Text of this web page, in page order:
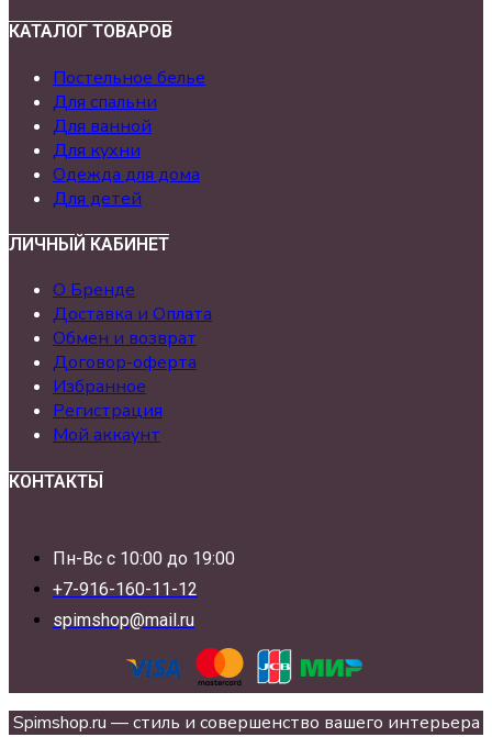
КАТАЛОГ ТОВАРОВ
Постельное белье
Для спальни
Для ванной
Для кухни
Одежда для дома
Для детей
ЛИЧНЫЙ КАБИНЕТ
О Бренде
Доставка и Оплата
Обмен и возврат
Договор-оферта
Избранное
Регистрация
Мой аккаунт
КОНТАКТЫ
Пн-Вс с 10:00 до 19:00
+7-916-160-11-12
spimshop@mail.ru
Spimshop.ru — стиль и совершенство вашего интерьера